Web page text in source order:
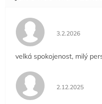
Hodnocení
3.2.2026
velká spokojenost, milý
Hodnocení
2.12.2025